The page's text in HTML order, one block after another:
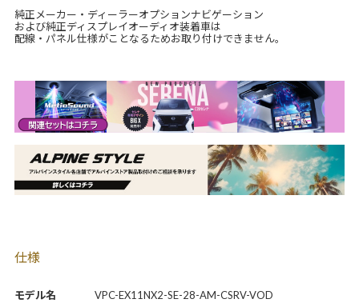
モデル名 VPC-EX11NX2-SE-28-AM-CSRV-VOD
純正メーカー・ディーラーオプションナビゲーション
および純正ディスプレイオーディオ装着車は
配線・パネル仕様がことなるためお取り付けできません。
仕様